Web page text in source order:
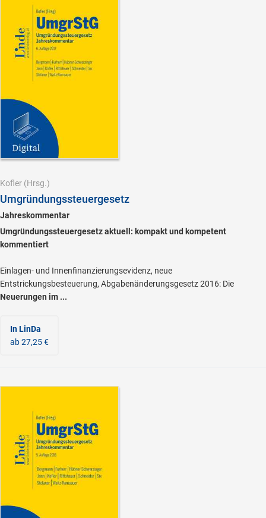
Kofler (Hrsg.)
Umgründungssteuergesetz
Jahreskommentar
Umgründungssteuergesetz aktuell: kompakt und kompetent
kommentiert
Einlagen- und Innenfinanzierungsevidenz, neue
Entstrickungsbesteuerung, Abgabenänderungsgesetz 2016: Die
Neuerungen im ...
In LinDa
ab 27,25 €